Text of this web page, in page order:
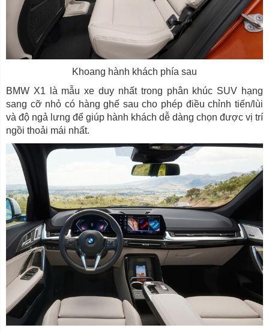
Khoang hành khách phía sau
BMW X1 là mẫu xe duy nhất trong phân khúc SUV hạng
sang cỡ nhỏ có hàng ghế sau cho phép điều chỉnh tiến/lùi
và độ ngả lưng để giúp hành khách dễ dàng chọn được vị trí
ngồi thoải mái nhất.